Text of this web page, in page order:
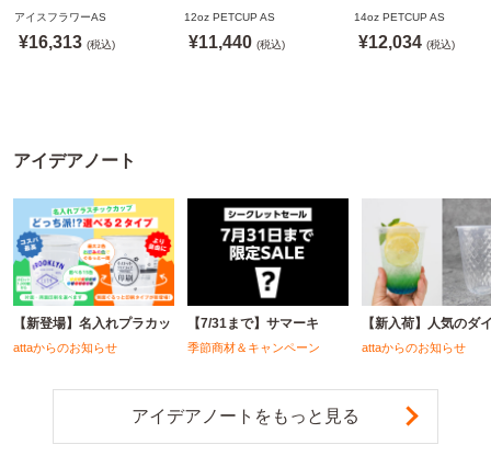
※北海道・沖縄・離島 送
料別途
アイスフラワーAS
¥16,313 (税込)
製)
※沖縄・離島 配送料別途
12oz PETCUP AS
¥11,440 (税込)
製)
※沖縄・離島 配送料
14oz PETCUP AS
¥12,034 (税込)
アイデアノート
【新登場】名入れプラカッ
attaからのお知らせ
【7/31まで】サマーキ
季節商材＆キャンペーン
【新入荷】人気のダ
attaからのお知らせ
アイデアノートをもっと見る